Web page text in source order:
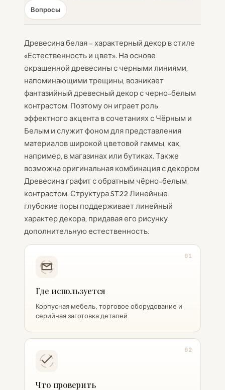
Вопросы
Древесина белая – характерный декор в стиле
«Естественность и цвет». На основе
окрашенной древесины с черными линиями,
напоминающими трещины, возникает
фантазийный древесный декор с черно-белым
контрастом. Поэтому он играет роль
эффектного акцента в сочетаниях с Чёрным и
Белым и служит фоном для представления
материалов широкой цветовой гаммы, как,
например, в магазинах или бутиках. Также
возможна оригинальная комбинация с декором
Древесина графит с обратным чёрно-белым
контрастом. Структура ST22 Линейные
глубокие поры поддерживает линейный
характер декора, придавая его рисунку
дополнительную естественность.
01
Где используется
Корпусная мебель, торговое оборудование и
серийная заготовка деталей.
02
Что проверить